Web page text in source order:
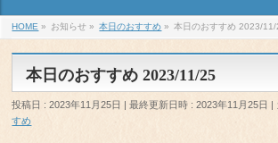
HOME » お知らせ » 本日のおすすめ » 本日のおすすめ 2023/11/
本日のおすすめ 2023/11/25
投稿日 : 2023年11月25日 最終更新日時 : 2023年11月25日
すめ